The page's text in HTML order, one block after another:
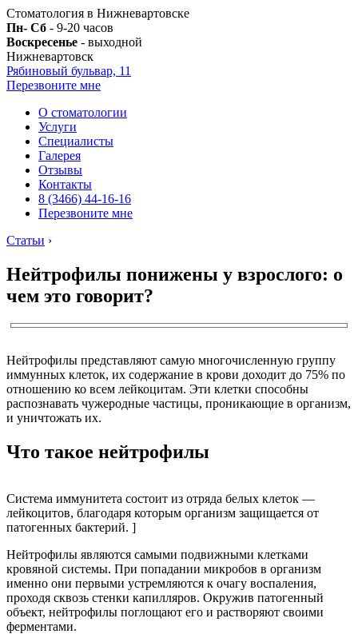
Стоматология в Нижневартовске
Пн- Сб - 9-20 часов
Воскресенье - выходной
Нижневартовск
Рябиновый бульвар, 11
Перезвоните мне
О стоматологии
Услуги
Специалисты
Галерея
Отзывы
Контакты
8 (3466) 44-16-16
Перезвоните мне
Статьи ›
Нейтрофилы понижены у взрослого: о
чем это говорит?
Нейтрофилы представляют самую многочисленную группу
иммунных клеток, их содержание в крови доходит до 75% по
отношению ко всем лейкоцитам. Эти клетки способны
распознавать чужеродные частицы, проникающие в организм,
и уничтожать их.
Что такое нейтрофилы
Система иммунитета состоит из отряда белых клеток —
лейкоцитов, благодаря которым организм защищается от
патогенных бактерий. ]
Нейтрофилы являются самыми подвижными клетками
кровяной системы. При попадании микробов в организм
именно они первыми устремляются к очагу воспаления,
проходя сквозь стенки капилляров. Окружив патогенный
объект, нейтрофилы поглощают его и растворяют своими
ферментами.